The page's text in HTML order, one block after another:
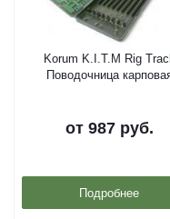
Korum K.I.T.M Rig
Поводочница
от 987 руб.
Подробнее